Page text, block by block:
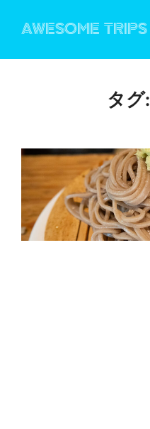
AWESOME TRIPS
タグ: